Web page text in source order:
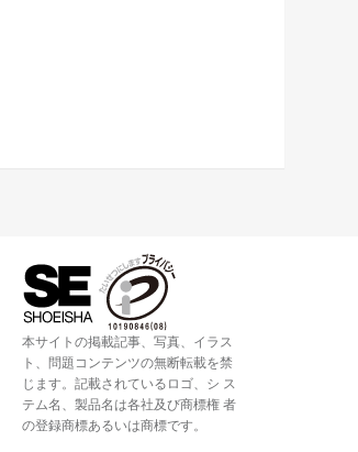
本サイトの掲載記事、写真、イラス
ト、問題コンテンツの無断転載を禁
じます。記載されているロゴ、シ ス
テム名、製品名は各社及び商標権 者
の登録商標あるいは商標です。